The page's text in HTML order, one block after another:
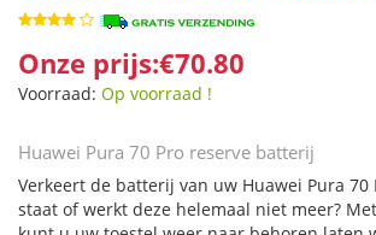
Onze prijs:€70.80
Voorraad: Op voorraad !
Huawei Pura 70 Pro reserve batterij
Verkeert de batterij van uw Huawei Pura 70
staat of werkt deze helemaal niet meer?